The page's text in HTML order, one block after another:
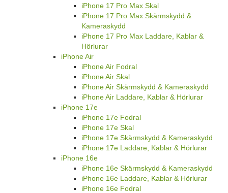
iPhone 17 Pro Max Skal
iPhone 17 Pro Max Skärmskydd &
Kameraskydd
iPhone 17 Pro Max Laddare, Kablar &
Hörlurar
iPhone Air
iPhone Air Fodral
iPhone Air Skal
iPhone Air Skärmskydd & Kameraskydd
iPhone Air Laddare, Kablar & Hörlurar
iPhone 17e
iPhone 17e Fodral
iPhone 17e Skal
iPhone 17e Skärmskydd & Kameraskydd
iPhone 17e Laddare, Kablar & Hörlurar
iPhone 16e
iPhone 16e Skärmskydd & Kameraskydd
iPhone 16e Laddare, Kablar & Hörlurar
iPhone 16e Fodral